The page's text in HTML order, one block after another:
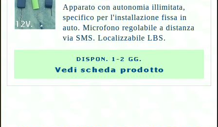
Apparato con autonomia illimitata,
specifico per l'installazione fissa in
auto. Microfono regolabile a distanza
via SMS. Localizzabile LBS.